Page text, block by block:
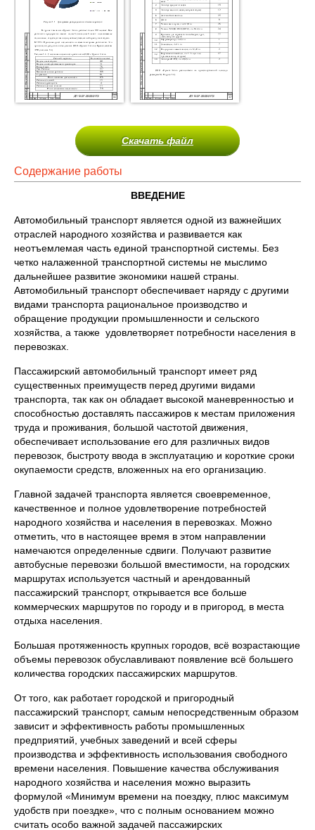
Скачать файл
Содержание работы
ВВЕДЕНИЕ
Автомобильный транспорт является одной из важнейших
отраслей народного хозяйства и развивается как
неотъемлемая часть единой транспортной системы. Без
четко налаженной транспортной системы не мыслимо
дальнейшее развитие экономики нашей страны.
Автомобильный транспорт обеспечивает наряду с другими
видами транспорта рациональное производство и
обращение продукции промышленности и сельского
хозяйства, а также удовлетворяет потребности населения в
перевозках.
Пассажирский автомобильный транспорт имеет ряд
существенных преимуществ перед другими видами
транспорта, так как он обладает высокой маневренностью и
способностью доставлять пассажиров к местам приложения
труда и проживания, большой частотой движения,
обеспечивает использование его для различных видов
перевозок, быстроту ввода в эксплуатацию и короткие сроки
окупаемости средств, вложенных на его организацию.
Главной задачей транспорта является своевременное,
качественное и полное удовлетворение потребностей
народного хозяйства и населения в перевозках. Можно
отметить, что в настоящее время в этом направлении
намечаются определенные сдвиги. Получают развитие
автобусные перевозки большой вместимости, на городских
маршрутах используется частный и арендованный
пассажирский транспорт, открывается все больше
коммерческих маршрутов по городу и в пригород, в места
отдыха населения.
Большая протяженность крупных городов, всё возрастающие
объемы перевозок обуславливают появление всё большего
количества городских пассажирских маршрутов.
От того, как работает городской и пригородный
пассажирский транспорт, самым непосредственным образом
зависит и эффективность работы промышленных
предприятий, учебных заведений и всей сферы
производства и эффективность использования свободного
времени населения. Повышение качества обслуживания
народного хозяйства и населения можно выразить
формулой «Минимум времени на поездку, плюс максимум
удобств при поездке», что с полным основанием можно
считать особо важной задачей пассажирских